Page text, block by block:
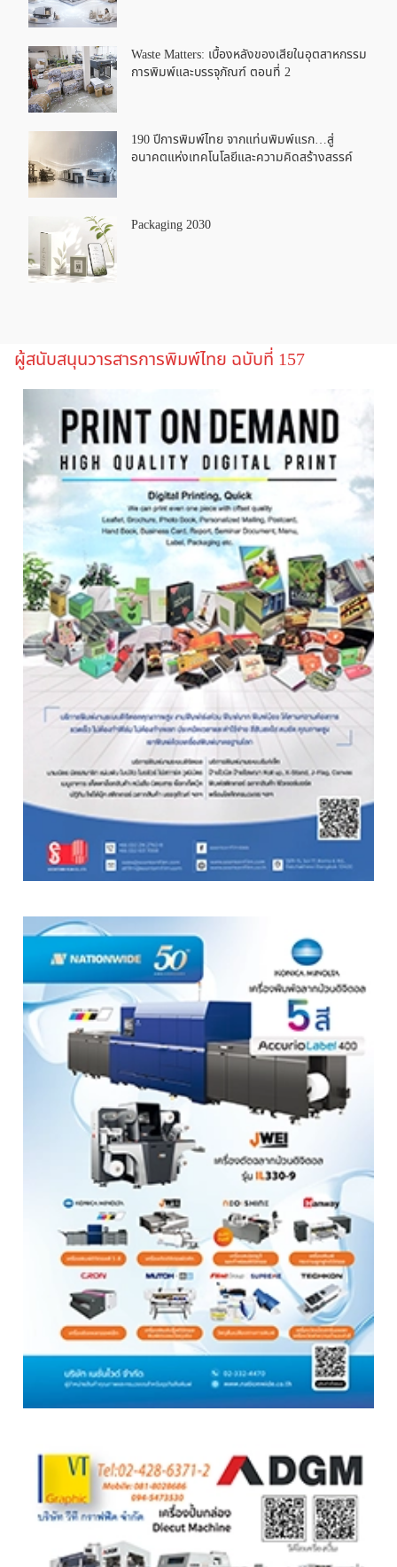
Waste Matters: เบื้องหลังของเสียในอุตสาหกรรม
การพิมพ์และบรรจุภัณฑ์ ตอนที่ 2
190 ปีการพิมพ์ไทย จากแท่นพิมพ์แรก…สู่
อนาคตแห่งเทคโนโลยีและความคิดสร้างสรรค์
Packaging 2030
ผู้สนับสนุนวารสารการพิมพ์ไทย ฉบับที่ 157